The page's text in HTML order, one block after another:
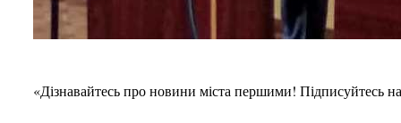
«Дізнавайтесь про новини міста першими! Підписуйтесь